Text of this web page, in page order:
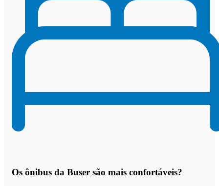
Os ônibus da Buser são mais confortáveis?